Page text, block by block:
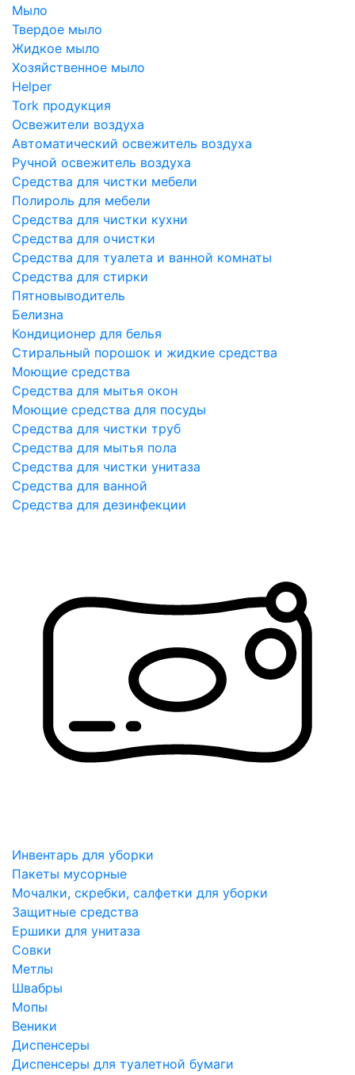
Мыло
Твердое мыло
Жидкое мыло
Хозяйственное мыло
Helper
Tork продукция
Освежители воздуха
Автоматический освежитель воздуха
Ручной освежитель воздуха
Средства для чистки мебели
Полироль для мебели
Средства для чистки кухни
Средства для очистки
Средства для туалета и ванной комнаты
Средства для стирки
Пятновыводитель
Белизна
Кондиционер для белья
Стиральный порошок и жидкие средства
Моющие средства
Средства для мытья окон
Моющие средства для посуды
Средства для чистки труб
Средства для мытья пола
Средства для чистки унитаза
Средства для ванной
Средства для дезинфекции
Инвентарь для уборки
Пакеты мусорные
Мочалки, скребки, салфетки для уборки
Защитные средства
Ершики для унитаза
Совки
Метлы
Швабры
Мопы
Веники
Диспенсеры
Диспенсеры для туалетной бумаги